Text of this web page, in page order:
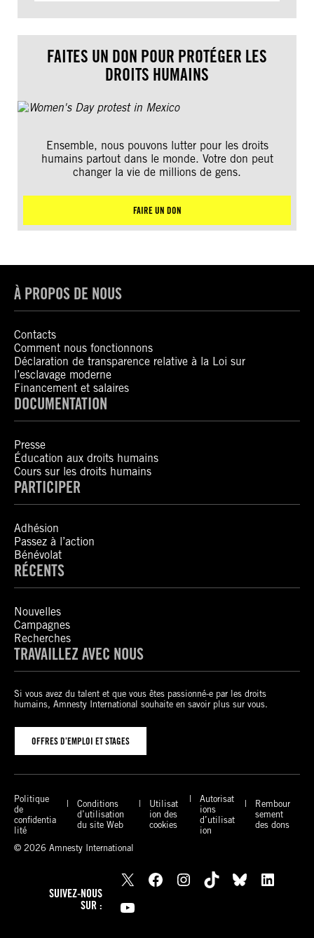
FAITES UN DON POUR PROTÉGER LES
DROITS HUMAINS
Ensemble, nous pouvons lutter pour les droits
humains partout dans le monde. Votre don peut
changer la vie de millions de gens.
FAIRE UN DON
À PROPOS DE NOUS
Contacts
Comment nous fonctionnons
Déclaration de transparence relative à la Loi sur
l’esclavage moderne
Financement et salaires
DOCUMENTATION
Presse
Éducation aux droits humains
Cours sur les droits humains
PARTICIPER
Adhésion
Passez à l’action
Bénévolat
RÉCENTS
Nouvelles
Campagnes
Recherches
TRAVAILLEZ AVEC NOUS
Si vous avez du talent et que vous êtes passionné-e par les droits
humains, Amnesty International souhaite en savoir plus sur vous.
OFFRES D’EMPLOI ET STAGES
Politique
de
confidentia
lité
Conditions
d’utilisation
du site Web
Utilisat
ion des
cookies
Autorisat
ions
d’utilisat
ion
Rembour
sement
des dons
© 2026 Amnesty International
SUIVEZ-NOUS
SUR :
X Facebook Instagram TikTok Bluesky
LinkedIn
YouTube